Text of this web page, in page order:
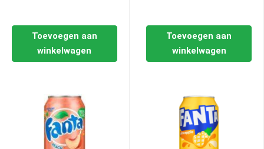
Toevoegen aan
winkelwagen
Toevoegen aan
winkelwagen